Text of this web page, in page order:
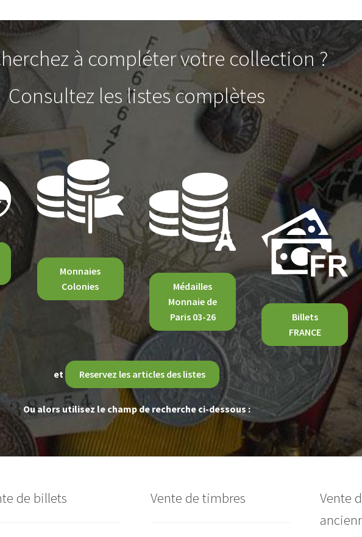
à compléter votre collection ?
Consultez les listes complètes
Monnaies
Colonies
Médailles
Monnaie de
Paris 03-26
Billets
FRANCE
et Reservez les articles des listes
Ou alors utilisez le champ de recherche ci-dessous :
de billets Vente de timbres
Vente